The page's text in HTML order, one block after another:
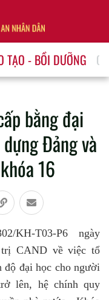
TẠO - BỒI DƯỠNG
bằng đại
Đảng và
16
KH-T03-P6 ngày
trị CAND về việc tổ
độ đại học cho người
lên, hệ chính quy